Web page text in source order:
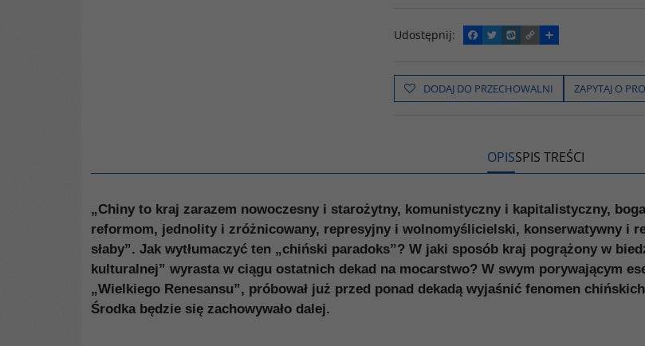
Udostępnij:
F
a
e
b
o
T
w
t
t
e
W
y
o
p
C
o
y
L
i
P
o
z
i
e
ę
DODAJ DO PRZECHOWALNI ZAPYTAJ O
OPISSPIS TREŚCI
„Chiny to kraj zarazem nowoczesny i starożytny, komunistyczny i kapitalistyczny,
reformom, jednolity i zróżnicowany, represyjny i wolnomyślicielski, konserwatywny i
słaby”. Jak wytłumaczyć ten „chiński paradoks”? W jaki sposób kraj pogrążony w
kulturalnej” wyrasta w ciągu ostatnich dekad na mocarstwo? W swym porywającym
„Wielkiego Renesansu”, próbował już przed ponad dekadą wyjaśnić fenomen
Środka będzie się zachowywało dalej.